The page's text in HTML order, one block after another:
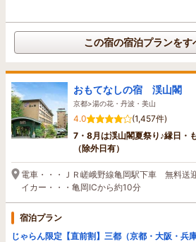
この宿の宿泊プランをす
おもてなしの宿 渓山閣
京都>湯の花・丹波・美山
4.0
(1,457件)
7・8月は渓山閣夏祭り♪縁日・
（除外日有）
電車・・・ＪＲ嵯峨野線亀岡駅下車 無料
イカー・・・亀岡ICから約10分
宿泊プラン
じゃらん限定【直前割】三都（京都・大阪・兵